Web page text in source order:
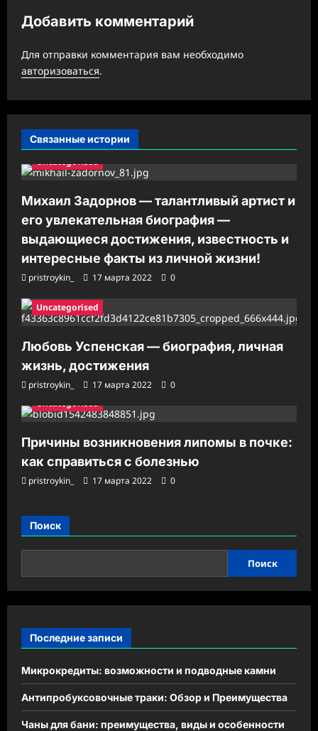
я
з
а
и
и
Добавить комментарий
Для отправки комментария вам необходимо
авторизоваться.
Связанные истории
Uncategorised
Михаил Задорнов — талантливый артист и
его увлекательная биография —
выдающиеся достижения, известность и
интересные факты из личной жизни!
pristroykin_ 17 марта 2022 0
Uncategorised
Любовь Успенская — биография, личная
жизнь, достижения
pristroykin_ 17 марта 2022
0
Uncategorised
Причины возникновения липомы в почке:
как справиться с болезнью
pristroykin_ 17 марта 2022 0
Поиск
Поиск
Последние записи
Микрокредиты: возможности и подводные камни
Антипробуксовочные траки: Обзор и Преимущества
Чаны для бани: преимущества, виды и особенности